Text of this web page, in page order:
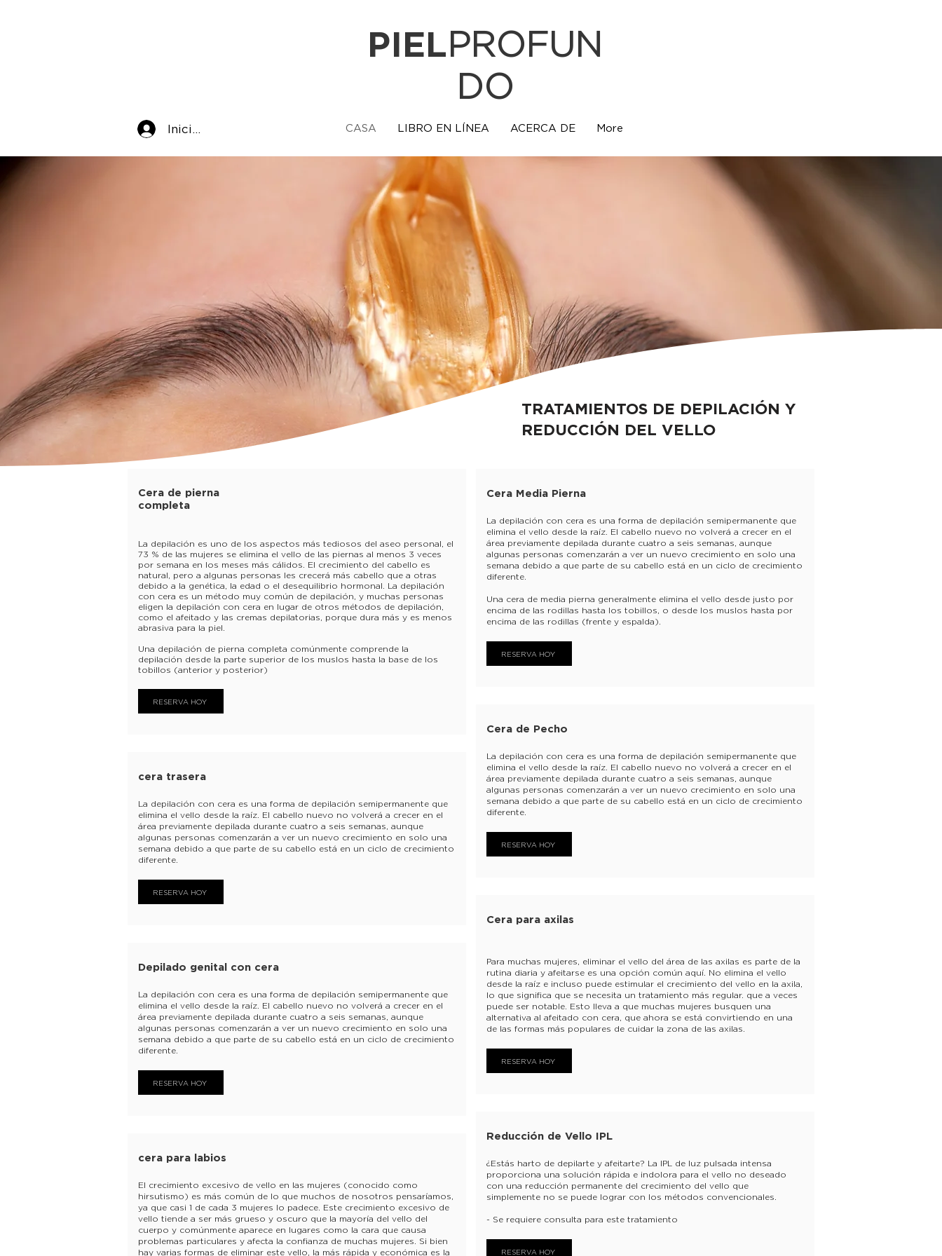
PIELPROFUN
DO
Iniciar sesión CASA LIBRO EN LÍNEA ACERCA DE More
Hilo Facial
TRATAMIENTOS DE DEPILACIÓN Y
REDUCCIÓN DEL VELLO
Cera de pierna
completa
La depilación es uno de los aspectos más tediosos del aseo personal, el
73 % de las mujeres se elimina el vello de las piernas al menos 3 veces
por semana en los meses más cálidos. El crecimiento del cabello es
natural, pero a algunas personas les crecerá más cabello que a otras
debido a la genética, la edad o el desequilibrio hormonal. La depilación
con cera es un método muy común de depilación, y muchas personas
eligen la depilación con cera en lugar de otros métodos de depilación,
como el afeitado y las cremas depilatorias, porque dura más y es menos
abrasiva para la piel.
Una depilación de pierna completa comúnmente comprende la
depilación desde la parte superior de los muslos hasta la base de los
tobillos (anterior y posterior)
RESERVA HOY
cera trasera
La depilación con cera es una forma de depilación semipermanente que
elimina el vello desde la raíz. El cabello nuevo no volverá a crecer en el
área previamente depilada durante cuatro a seis semanas, aunque
algunas personas comenzarán a ver un nuevo crecimiento en solo una
semana debido a que parte de su cabello está en un ciclo de crecimiento
diferente.
RESERVA HOY
Depilado genital con cera
La depilación con cera es una forma de depilación semipermanente que
elimina el vello desde la raíz. El cabello nuevo no volverá a crecer en el
área previamente depilada durante cuatro a seis semanas, aunque
algunas personas comenzarán a ver un nuevo crecimiento en solo una
semana debido a que parte de su cabello está en un ciclo de crecimiento
diferente.
RESERVA HOY
cera para labios
El crecimiento excesivo de vello en las mujeres (conocido como
hirsutismo) es más común de lo que muchos de nosotros pensaríamos,
ya que casi 1 de cada 3 mujeres lo padece. Este crecimiento excesivo de
vello tiende a ser más grueso y oscuro que la mayoría del vello del
cuerpo y comúnmente aparece en lugares como la cara que causa
problemas particulares y afecta la confianza de muchas mujeres. Si bien
hay varias formas de eliminar este vello, la más rápida y económica es la
Cera Media Pierna
La depilación con cera es una forma de depilación semipermanente que
elimina el vello desde la raíz. El cabello nuevo no volverá a crecer en el
área previamente depilada durante cuatro a seis semanas, aunque
algunas personas comenzarán a ver un nuevo crecimiento en solo una
semana debido a que parte de su cabello está en un ciclo de crecimiento
diferente.
Una cera de media pierna generalmente elimina el vello desde justo por
encima de las rodillas hasta los tobillos, o desde los muslos hasta por
encima de las rodillas (frente y espalda).
RESERVA HOY
Cera de Pecho
La depilación con cera es una forma de depilación semipermanente que
elimina el vello desde la raíz. El cabello nuevo no volverá a crecer en el
área previamente depilada durante cuatro a seis semanas, aunque
algunas personas comenzarán a ver un nuevo crecimiento en solo una
semana debido a que parte de su cabello está en un ciclo de crecimiento
diferente.
RESERVA HOY
Cera para axilas
Para muchas mujeres, eliminar el vello del área de las axilas es parte de la
rutina diaria y afeitarse es una opción común aquí. No elimina el vello
desde la raíz e incluso puede estimular el crecimiento del vello en la axila,
lo que significa que se necesita un tratamiento más regular. que a veces
puede ser notable. Esto lleva a que muchas mujeres busquen una
alternativa al afeitado con cera, que ahora se está convirtiendo en una
de las formas más populares de cuidar la zona de las axilas.
RESERVA HOY
Reducción de Vello IPL
¿Estás harto de depilarte y afeitarte? La IPL de luz pulsada intensa
proporciona una solución rápida e indolora para el vello no deseado
con una reducción permanente del crecimiento del vello que
simplemente no se puede lograr con los métodos convencionales.
- Se requiere consulta para este tratamiento
RESERVA HOY